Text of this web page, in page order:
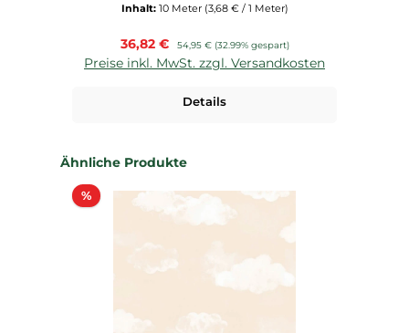
Inhalt: 10 Meter (3,68 € / 1 Meter)
Verkaufspreis:
36,82 € Regulärer Preis:
54,95 € (32.99% gespart)
Preise inkl. MwSt. zzgl. Versandkosten
Details
Produktgalerie überspringen
Ähnliche Produkte
%Rabatt